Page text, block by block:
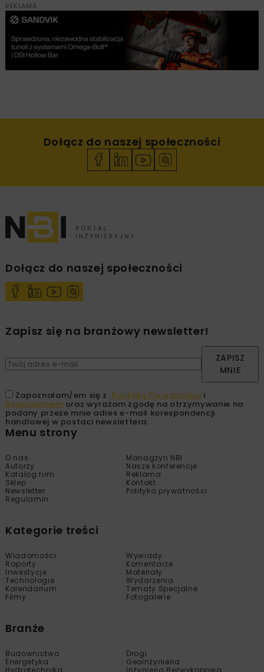
REKLAMA
Dołącz do naszej społeczności
Dołącz do naszej społeczności
Zapisz się na branżowy newsletter!
ZAPISZ
MNIE
Zapoznałam/em się z Polityką Prywatności i
Regulaminem oraz wyrażam zgodę na otrzymywanie na
podany przeze mnie adres e-mail korespondencji
handlowej w postaci newslettera.
Menu strony
O nas
Managzyn NBI
Autorzy
Nasze konferencje
Katalog firm
Reklama
Sklep
Kontakt
Newsletter
Polityka prywatności
Regulamin
Kategorie treści
Wiadomości
Wywiady
Raporty
Komentarze
Inwestycje
Materiały
Technologie
Wydarzenia
Kalendarium
Tematy Specjalne
Filmy
Fotogalerie
Branże
Budownictwo
Drogi
Energetyka
Geoinżynieria
Hydrotechnika
Inżynieria Bezwykopowa